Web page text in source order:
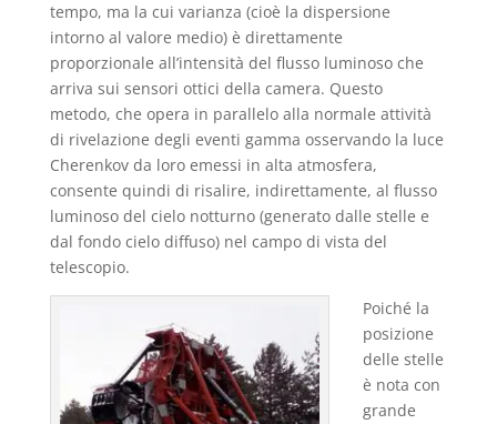
tempo, ma la cui varianza (cioè la dispersione
intorno al valore medio) è direttamente
proporzionale all’intensità del flusso luminoso che
arriva sui sensori ottici della camera. Questo
metodo, che opera in parallelo alla normale attività
di rivelazione degli eventi gamma osservando la luce
Cherenkov da loro emessi in alta atmosfera,
consente quindi di risalire, indirettamente, al flusso
luminoso del cielo notturno (generato dalle stelle e
dal fondo cielo diffuso) nel campo di vista del
telescopio.
Poiché la
posizione
delle stelle
è nota con
grande